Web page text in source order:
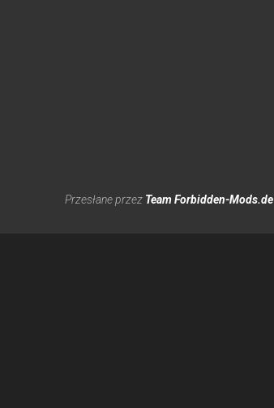
Przesłane przez Team Forbidden-Mods.de